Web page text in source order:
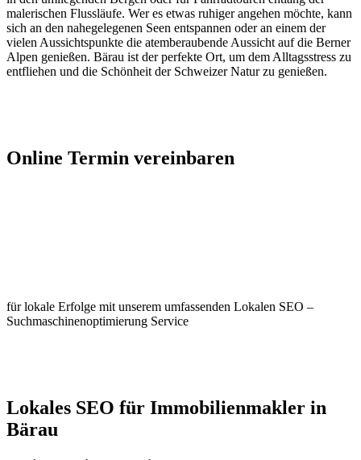
malerischen Flussläufe. Wer es etwas ruhiger angehen möchte, kann
sich an den nahegelegenen Seen entspannen oder an einem der
vielen Aussichtspunkte die atemberaubende Aussicht auf die Berner
Alpen genießen. Bärau ist der perfekte Ort, um dem Alltagsstress zu
entfliehen und die Schönheit der Schweizer Natur zu genießen.
Online Termin vereinbaren
für lokale Erfolge mit unserem umfassenden Lokalen SEO –
Suchmaschinenoptimierung Service
Lokales SEO für Immobilienmakler in
Bärau